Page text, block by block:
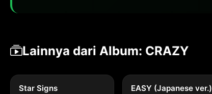
Lainnya dari Album: CRAZY
Star Signs EASY (Japanese ver.)